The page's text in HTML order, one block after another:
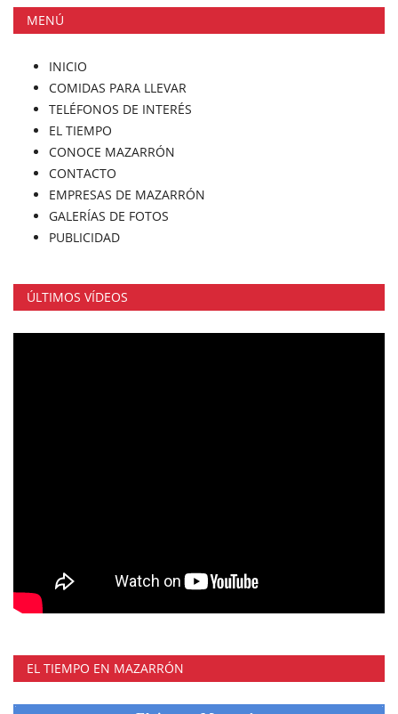
MENÚ
INICIO
COMIDAS PARA LLEVAR
TELÉFONOS DE INTERÉS
EL TIEMPO
CONOCE MAZARRÓN
CONTACTO
EMPRESAS DE MAZARRÓN
GALERÍAS DE FOTOS
PUBLICIDAD
ÚLTIMOS VÍDEOS
EL TIEMPO EN MAZARRÓN